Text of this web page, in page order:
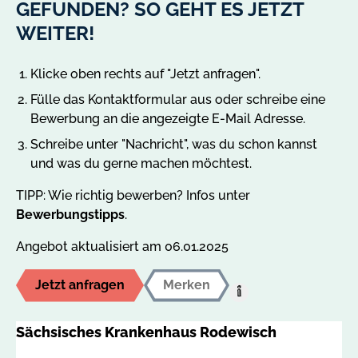
GEFUNDEN? SO GEHT ES JETZT
WEITER!
Klicke oben rechts auf "Jetzt anfragen".
Fülle das Kontaktformular aus oder schreibe eine
Bewerbung an die angezeigte E-Mail Adresse.
Schreibe unter "Nachricht", was du schon kannst
und was du gerne machen möchtest.
TIPP: Wie richtig bewerben? Infos unter
Bewerbungstipps.
Angebot aktualisiert am 06.01.2025
Jetzt anfragen
Merken
den
Sächsisches Krankenhaus Rodewisch